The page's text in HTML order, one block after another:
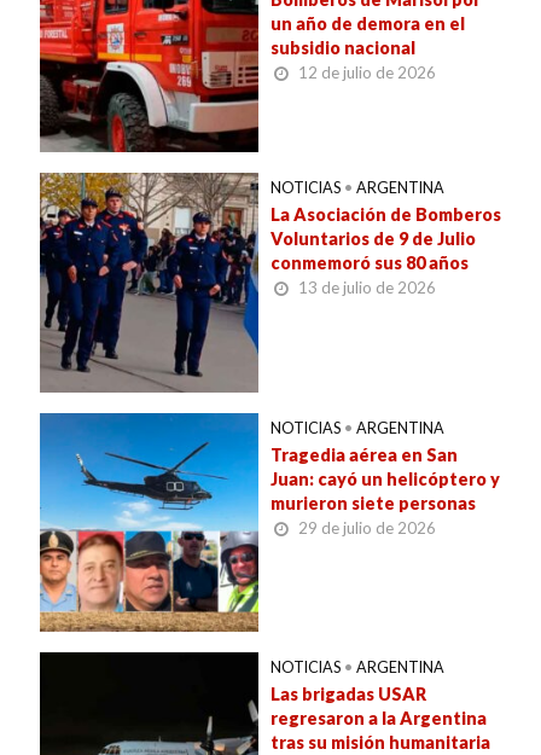
un año de demora en el
subsidio nacional
12 de julio de 2026
NOTICIAS • ARGENTINA
La Asociación de Bomberos
Voluntarios de 9 de Julio
conmemoró sus 80 años
13 de julio de 2026
NOTICIAS • ARGENTINA
Tragedia aérea en San
Juan: cayó un helicóptero y
murieron siete personas
29 de julio de 2026
NOTICIAS • ARGENTINA
Las brigadas USAR
regresaron a la Argentina
tras su misión humanitaria